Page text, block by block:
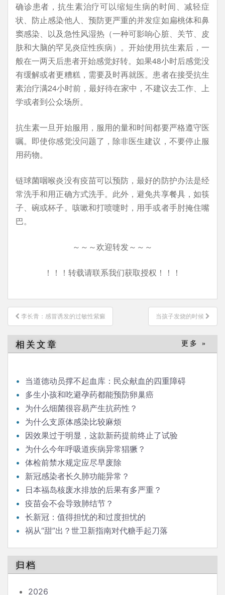
确诊患者，抗生素治疗可以缩短生病的时间、减轻症
状、防止感染他人、预防更严重的并发症如扁桃体和鼻
窦感染、以及急性风湿热（一种可影响心脏、关节、皮
肤和大脑的罕见炎症性疾病）。开始使用抗生素后，一
般在一两天后患者开始感觉好转。如果48小时后感觉没
有缓解或者更糟糕，需要及时再就医。患者在接受抗生
素治疗满24小时前，最好待在家中，不建议去工作、上
学或者到公众场所。
抗生素一旦开始服用，服用的量和时间都要严格遵守医
嘱。即使你感觉没问题了，除非医生建议，不要停止服
用药物。
链球菌咽喉炎没有疫苗可以预防，最好的防护办法是经
常洗手和用正确方式洗手。此外，避免共享餐具，如筷
子、碗或杯子。咳嗽和打喷嚏时，用手或者手肘掩住嘴
巴。
～～～欢迎转发～～～
！！！转载请联系我们获取授权！！！
文
章
导
航
李长青：感冒诱发的过敏性紫癜 当孩子发烧的时候
相关文章 更多 »
当道德动员撑不起血库：民众献血的四重障碍
多生小孩和吃避孕药都能预防卵巢癌
为什么细菌很容易产生抗药性？
为什么支原体感染比较麻烦
因效果过于明显，这款新药提前终止了试验
为什么今年呼吸道疾病异常猖獗？
体检前禁水规定应尽早废除
新冠感染者长久肺功能异常？
日本福岛核废水排放的后果有多严重？
疫苗会不会导致肺结节？
长新冠：值得担忧的和过度担忧的
祸从“甜”出？世卫新指南对代糖手起刀落
归档
2026